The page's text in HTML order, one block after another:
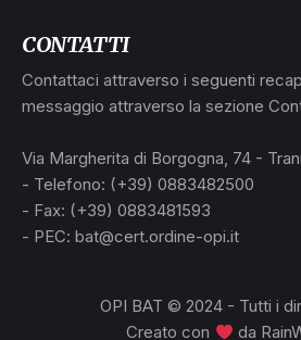
CONTATTI
Contattaci attraverso i seguenti
messaggio attraverso la sezione
Via Margherita di Borgogna, 74 -
- Telefono: (+39) 0883482500
- Fax: (+39) 0883481593
- PEC: bat@cert.ordine-opi.it
OPI BAT © 2024 - Tutti i
Creato con
da